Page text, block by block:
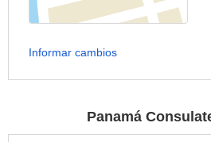
Informar cambios
Panamá